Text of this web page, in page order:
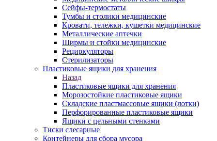
Сейфы-термостаты
Тумбы и столики медицинские
Кровати, тележки, кушетки медицинские
Металлические аптечки
Ширмы и стойки медицинские
Рециркуляторы
Стерилизаторы
Пластиковые ящики для хранения
Назад
Пластиковые ящики для хранения
Морозостойкие пластиковые ящики
Складские пластмассовые ящики (лотки)
Перфорированные пластиковые ящики
Ящики с цельными стенками
Тиски слесарные
Контейнеры для сбора мусора